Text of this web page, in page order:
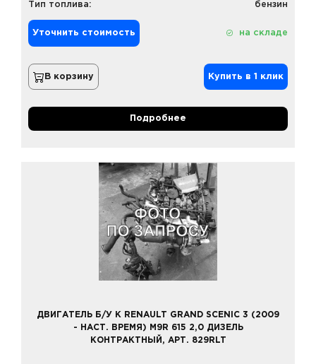
Тип топлива:
бензин
Уточнить стоимость на складе
В корзину Купить в 1 клик
Подробнее
ДВИГАТЕЛЬ Б/У К RENAULT GRAND SCENIC 3 (2009
- НАСТ. ВРЕМЯ) M9R 615 2,0 ДИЗЕЛЬ
КОНТРАКТНЫЙ, АРТ. 829RLT